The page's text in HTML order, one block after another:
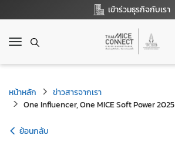
เข้าร่วมธุรกิจกับเรา
T
g
l
e
a
หน้าหลัก
ข่าวสารจากเรา
One Influencer, One MICE Soft Power 2025
ย้อนกลับ